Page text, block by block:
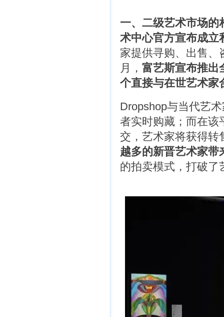
一、二级艺术市场的
术中心官方宣布成立
家提供寻购、出售、
月， 富艺斯宣布推出
个直接与在世艺术家
Dropshop与当代艺
者实时购藏；而在该
交，艺术家将获得转
越多的新晋艺术家带
的拍卖模式，打破了